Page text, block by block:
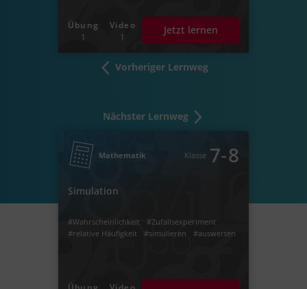
Vorheriger Lernweg
Übung
1
Video
1
Jetzt lernen
Nächster Lernweg
Mathematik Klasse 7‐8
Simulation
#Wahrscheinlichkeit
#Zufallsexperiment
#relative Häufigkeit
#simulieren #auswerten